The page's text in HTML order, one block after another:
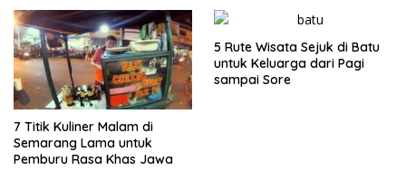
7 Titik Kuliner Malam di
Semarang Lama untuk
Pemburu Rasa Khas Jawa
5 Rute Wisata Sejuk di Batu
untuk Keluarga dari Pagi
sampai Sore